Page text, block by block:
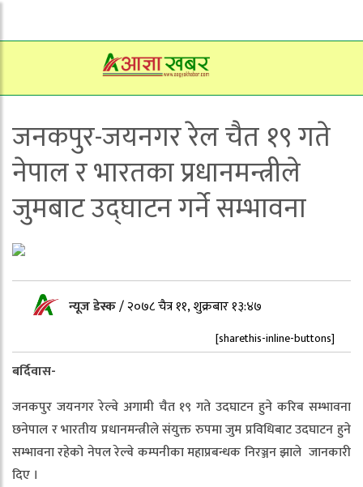
जनकपुर-जयनगर रेल चैत १९ गते
नेपाल र भारतका प्रधानमन्त्रीले
जुमबाट उद्घाटन गर्ने सम्भावना
न्यूज डेस्क/२०७८ चैत्र ११, शुक्रबार १३:४७
[sharethis-inline-buttons]
बर्दिवास-
जनकपुर जयनगर रेल्वे अगामी चैत १९ गते उदघाटन हुने करिब सम्भावना
छनेपाल र भारतीय प्रधानमन्त्रीले संयुक्त रुपमा जुम प्रविधिबाट उदघाटन हुने
सम्भावना रहेको नेपल रेल्वे कम्पनीका महाप्रबन्धक निरञ्जन झाले जानकारी
दिए ।